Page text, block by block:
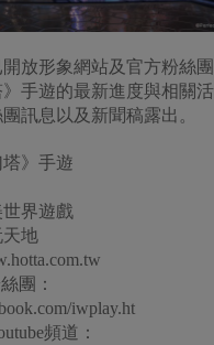
放形象網站及官方粉絲
手遊的最新進度與相關活
訊息以及新聞稿露出。
》手遊
界遊戲
地
團：
iwplay.ht
頻道：